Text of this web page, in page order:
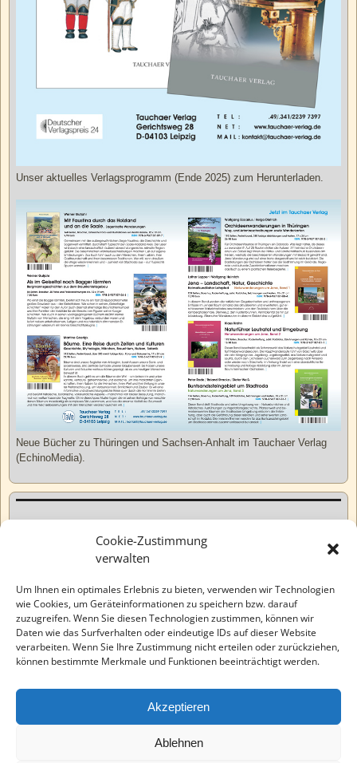
Cookie-Zustimmung
verwalten
Um Ihnen ein optimales Erlebnis zu bieten, verwenden wir Technologien
wie Cookies, um Geräteinformationen zu speichern bzw. darauf
zuzugreifen. Wenn Sie diesen Technologien zustimmen, können wir
Daten wie das Surfverhalten oder eindeutige IDs auf dieser Website
verarbeiten. Wenn Sie Ihre Zustimmung nicht erteilen oder zurückziehen,
können bestimmte Merkmale und Funktionen beeinträchtigt werden.
Akzeptieren
Ablehnen
Unser aktuelles Verlagsprogramm (Ende 2025) zum Herunterladen.
Neue Bücher zu Thüringen und Sachsen-Anhalt im Tauchaer Verlag
(EchinoMedia).
Varia